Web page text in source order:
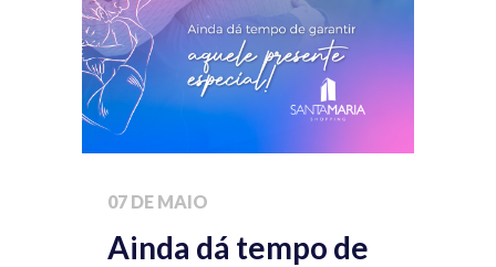
07 DE MAIO
Ainda dá tempo de